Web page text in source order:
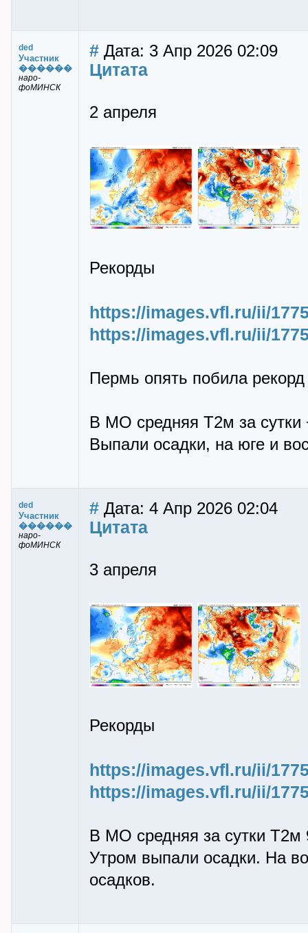
ded
Участник
������
наро-
фоМИНСК
# Дата: 3 Апр 2026 02:09
Цитата
2 апреля
Рекорды
https://images.vfl.ru/ii/
https://images.vfl.ru/ii/
Пермь опять побила рекорд
В МО средняя Т2м за сутки
Выпали осадки, на юге и
ded
Участник
������
наро-
фоМИНСК
# Дата: 4 Апр 2026 02:04
Цитата
3 апреля
Рекорды
https://images.vfl.ru/ii/
https://images.vfl.ru/ii/
В МО средняя за сутки Т2м
Утром выпали осадки. На
осадков.